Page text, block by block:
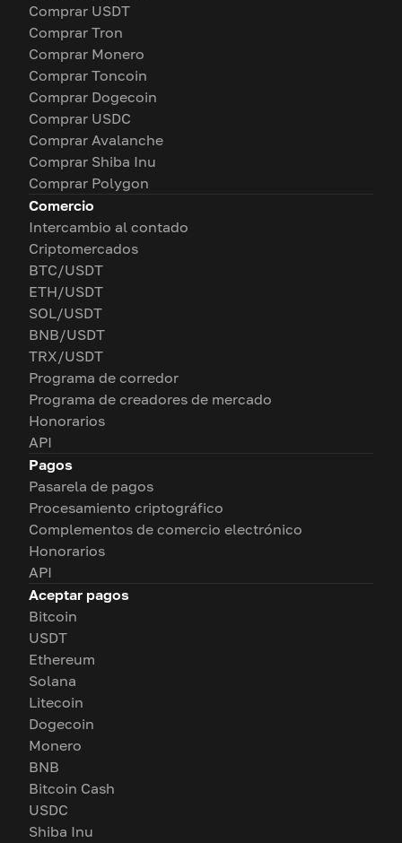
Comprar USDT
Comprar Tron
Comprar Monero
Comprar Toncoin
Comprar Dogecoin
Comprar USDC
Comprar Avalanche
Comprar Shiba Inu
Comprar Polygon
Comercio
Intercambio al contado
Criptomercados
BTC/USDT
ETH/USDT
SOL/USDT
BNB/USDT
TRX/USDT
Programa de corredor
Programa de creadores de mercado
Honorarios
API
Pagos
Pasarela de pagos
Procesamiento criptográfico
Complementos de comercio electrónico
Honorarios
API
Aceptar pagos
Bitcoin
USDT
Ethereum
Solana
Litecoin
Dogecoin
Monero
BNB
Bitcoin Cash
USDC
Shiba Inu